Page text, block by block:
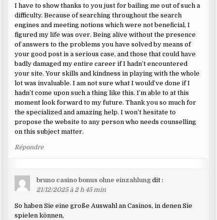
I have to show thanks to you just for bailing me out of such a
difficulty. Because of searching throughout the search
engines and meeting notions which were not beneficial, I
figured my life was over. Being alive without the presence
of answers to the problems you have solved by means of
your good post is a serious case, and those that could have
badly damaged my entire career if I hadn’t encountered
your site. Your skills and kindness in playing with the whole
lot was invaluable. I am not sure what I would’ve done if I
hadn’t come upon such a thing like this. I’m able to at this
moment look forward to my future. Thank you so much for
the specialized and amazing help. I won’t hesitate to
propose the website to any person who needs counselling
on this subject matter.
Répondre
bruno casino bonus ohne einzahlung dit :
21/12/2025 à 2 h 45 min
So haben Sie eine große Auswahl an Casinos, in denen Sie
spielen können,